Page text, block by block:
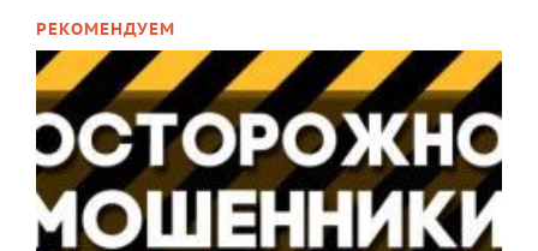
РЕКОМЕНДУЕМ